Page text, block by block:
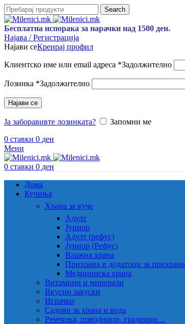
Search
Бесплатна испорака за нарачки над 1500 ден.
Најава / Регистрација
Најави сеКреирај профил
Клиентско име или email адреса *Задолжително
Лозинка *Задолжително
Најави се
Ја заборавивте лозинката?
Запомни ме
0 ставки 0 ден
Мени
0 ставки 0 ден
Дома
Кучиња
Храна за куче
Адулт
Јуниор
Адулт (рефус)
Јуниор (Рефус)
Влажна храна
Прихрана и додатоци за прихрана
Медицинска храна
Витамини и минерали
Вкусни закуски
Играчки
Садови за храна и вода
Ремчиња, поводници, градници…